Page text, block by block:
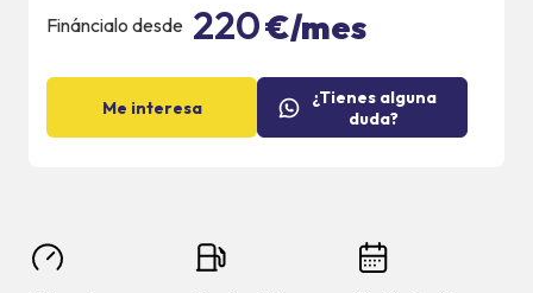
Fináncialo desde 220€/mes
Me interesa
¿Tienes alguna
duda?